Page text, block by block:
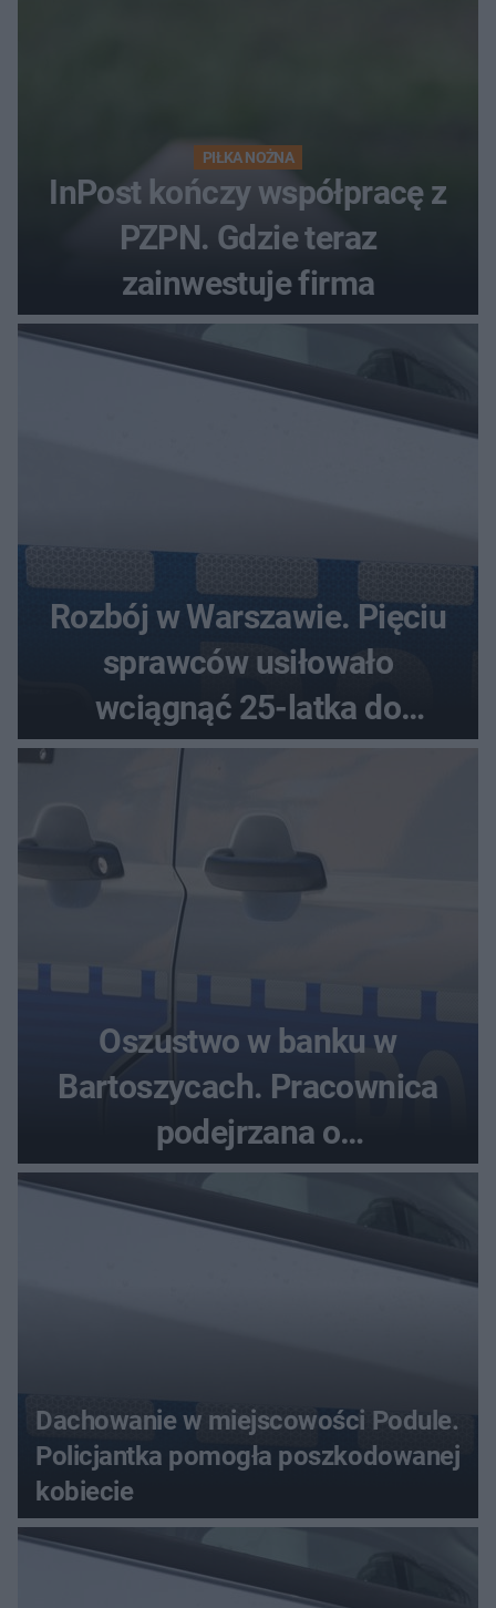
PIŁKA NOŻNA
InPost kończy współpracę z
PZPN. Gdzie teraz
zainwestuje firma
Rozbój w Warszawie. Pięciu
sprawców usiłowało
wciągnąć 25-latka do
samochodu
Oszustwo w banku w
Bartoszycach. Pracownica
podejrzana o
przywłaszczenie 470 000 zł
Dachowanie w miejscowości Podule.
Policjantka pomogła poszkodowanej
kobiecie